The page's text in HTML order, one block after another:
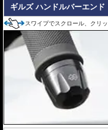
ギルズ ハンドルバーエンド
スワイプでスクロール、クリ